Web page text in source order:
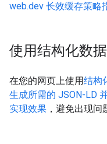
web.dev 长效缓存策略
使用结构化数据
在您的网页上使用结构
生成所需的 JSON-LD
实现效果 ，避免出现问